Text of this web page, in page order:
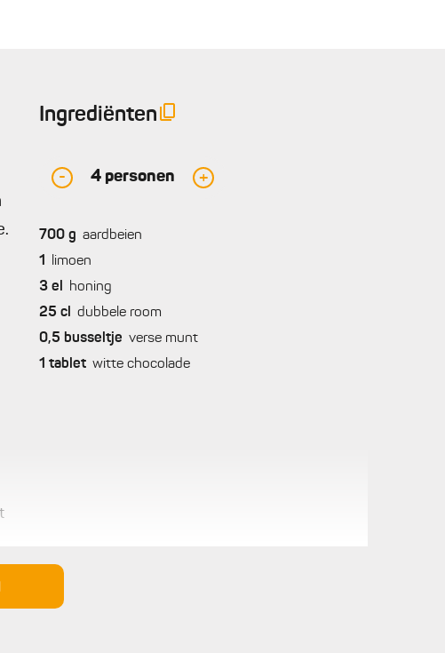
Ingrediënten
- 4 personen +
700 g aardbeien
1
limoen
3 el
honing
25 cl
dubbele room
0,5 busseltje verse munt
1 tablet witte chocolade